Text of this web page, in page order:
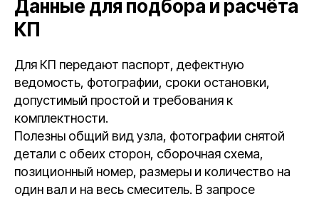
Данные для подбора и расчёта
КП
Для КП передают паспорт, дефектную
ведомость, фотографии, сроки остановки,
допустимый простой и требования к
комплектности.
Полезны общий вид узла, фотографии снятой
детали с обеих сторон, сборочная схема,
позиционный номер, размеры и количество на
один вал и на весь смеситель. В запросе